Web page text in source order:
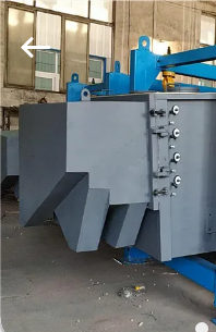
À
MAISON
PRODUITS
À
2026
Xinxiang
AAREAL
Machine
Co.,Ltd.
All
Rights
Reserved.